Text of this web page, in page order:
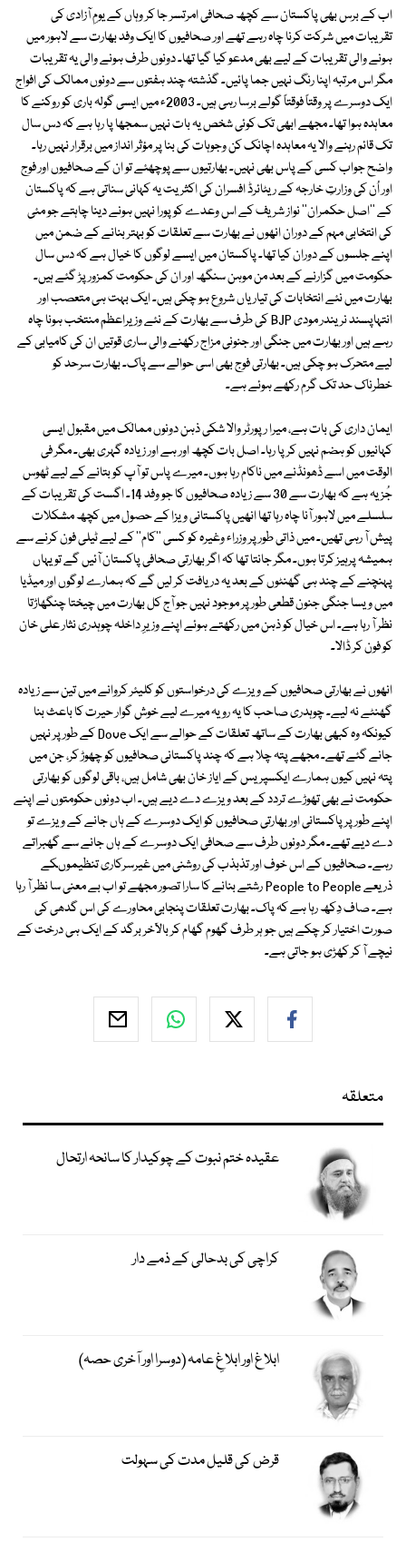
اب کے برس بھی پاکستان سے کچھ صحافی امرتسر جا کر وہاں کے یومِ آزادی کی
تقریبات میں شرکت کرنا چاہ رہے تھے اور صحافیوں کا ایک وفد بھارت سے لاہور میں
ہونے والی تقریبات کے لیے بھی مدعو کیا گیا تھا۔ دونوں طرف ہونے والی یہ تقریبات
مگر اس مرتبہ اپنا رنگ نہیں جما پائیں۔ گذشتہ چند ہفتوں سے دونوں ممالک کی افواج
ایک دوسرے پر وقتاً فوقتاً گولے برسا رہی ہیں۔ 2003ء میں ایسی گولہ باری کو روکنے کا
معاہدہ ہوا تھا۔ مجھے ابھی تک کوئی شخص یہ بات نہیں سمجھا پا رہا ہے کہ دس سال
تک قائم رہنے والا یہ معاہدہ اچانک کن وجوہات کی بنا پر مؤثر انداز میں برقرار نہیں رہا۔
واضح جواب کسی کے پاس بھی نہیں۔ بھارتیوں سے پوچھئے تو ان کے صحافیوں اور فوج
اور اُن کی وزارتِ خارجہ کے ریٹائرڈ افسران کی اکثریت یہ کہانی سناتی ہے کہ پاکستان
کے ''اصل حکمران'' نواز شریف کے اس وعدے کو پورا نہیں ہونے دینا چاہتے جو مئی
کی انتخابی مہم کے دوران انھوں نے بھارت سے تعلقات کو بہتر بنانے کے ضمن میں
اپنے جلسوں کے دوران کیا تھا۔ پاکستان میں ایسے لوگوں کا خیال ہے کہ دس سال
حکومت میں گزارنے کے بعد من موہن سنگھ اور ان کی حکومت کمزور پڑ گئے ہیں۔
بھارت میں نئے انتخابات کی تیاریاں شروع ہو چکی ہیں۔ ایک بہت ہی متعصب اور
انتہاپسند نریندر مودی BJP کی طرف سے بھارت کے نئے وزیراعظم منتخب ہونا چاہ
رہے ہیں اور بھارت میں جنگی اور جنونی مزاج رکھنے والی ساری قوتیں ان کی کامیابی کے
لیے متحرک ہو چکی ہیں۔ بھارتی فوج بھی اسی حوالے سے پاک۔ بھارت سرحد کو
خطرناک حد تک گرم رکھے ہوئے ہے۔
ایمان داری کی بات ہے، میرا رپورٹر والا شکی ذہن دونوں ممالک میں مقبول ایسی
کہانیوں کو ہضم نہیں کر پا رہا۔ اصل بات کچھ اور ہے اور زیادہ گہری بھی۔ مگر فی
الوقت میں اسے ڈھونڈنے میں ناکام رہا ہوں۔ میرے پاس تو آپ کو بتانے کے لیے ٹھوس
جُز یہ ہے کہ بھارت سے 30 سے زیادہ صحافیوں کا جو وفد 14۔ اگست کی تقریبات کے
سلسلے میں لاہور آنا چاہ رہا تھا انھیں پاکستانی ویزا کے حصول میں کچھ مشکلات
پیش آ رہی تھیں۔ میں ذاتی طور پر وزراء وغیرہ کو کسی ''کام'' کے لیے ٹیلی فون کرنے سے
ہمیشہ پرہیز کرتا ہوں۔ مگر جانتا تھا کہ اگر بھارتی صحافی پاکستان آئیں گے تو یہاں
پہنچنے کے چند ہی گھنٹوں کے بعد یہ دریافت کر لیں گے کہ ہمارے لوگوں اور میڈیا
میں ویسا جنگی جنون قطعی طور پر موجود نہیں جو آج کل بھارت میں چیختا چنگھاڑتا
نظر آ رہا ہے۔ اس خیال کو ذہن میں رکھتے ہوئے اپنے وزیرِ داخلہ چوہدری نثار علی خان
کو فون کر ڈالا۔
انھوں نے بھارتی صحافیوں کے ویزے کی درخواستوں کو کلیئر کروانے میں تین سے زیادہ
گھنٹے نہ لیے۔ چوہدری صاحب کا یہ رویہ میرے لیے خوش گوار حیرت کا باعث بنا
کیونکہ وہ کبھی بھارت کے ساتھ تعلقات کے حوالے سے ایک Dove کے طور پر نہیں
جانے گئے تھے۔ مجھے پتہ چلا ہے کہ چند پاکستانی صحافیوں کو چھوڑ کر، جن میں
پتہ نہیں کیوں ہمارے ایکسپریس کے ایاز خان بھی شامل ہیں، باقی لوگوں کو بھارتی
حکومت نے بھی تھوڑے تردد کے بعد ویزے دے دیے ہیں۔ اب دونوں حکومتوں نے اپنے
اپنے طور پر پاکستانی اور بھارتی صحافیوں کو ایک دوسرے کے ہاں جانے کے ویزے تو
دے دیے تھے۔ مگر دونوں طرف سے صحافی ایک دوسرے کے ہاں جانے سے گھبراتے
رہے۔ صحافیوں کے اس خوف اور تذبذب کی روشنی میں غیرسرکاری تنظیموںکے
ذریعے People to People رشتے بنانے کا سارا تصور مجھے تو اب بے معنی سا نظر آ رہا
ہے۔ صاف دِکھ رہا ہے کہ پاک۔ بھارت تعلقات پنجابی محاورے کی اس گدھی کی
صورت اختیار کر چکے ہیں جو ہر طرف گھوم گھام کر بالآخر برگد کے ایک ہی درخت کے
نیچے آ کر کھڑی ہو جاتی ہے۔
متعلقہ
عقیدہ ختم نبوت کے چوکیدار کا سانحہ ارتحال
کراچی کی بدحالی کے ذمے دار
ابلاغ اور ابلاغِ عامہ (دوسرا اور آخری حصہ)
قرض کی قلیل مدت کی سہولت